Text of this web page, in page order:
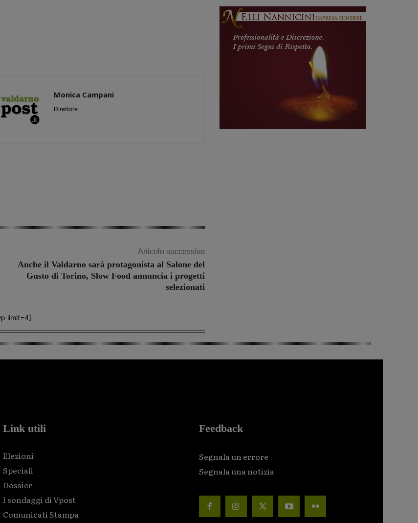
Monica Campani
Direttore
Articolo successivo
Anche il Valdarno sarà protagonista al Salone del
Gusto di Torino, Slow Food annuncia i progetti
selezionati
limit=4]
Link utili
Elezioni
Speciali
Dossier
I sondaggi di Vpost
Comunicati Stampa
Feedback
Segnala un errore
Segnala una notizia